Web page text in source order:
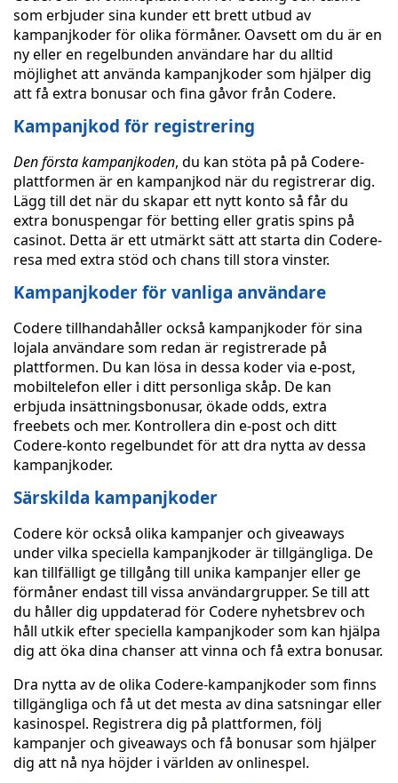
som erbjuder sina kunder ett brett utbud av
kampanjkoder för olika förmåner. Oavsett om du är en
ny eller en regelbunden användare har du alltid
möjlighet att använda kampanjkoder som hjälper dig
att få extra bonusar och fina gåvor från Codere.
Kampanjkod för registrering
Den första kampanjkoden, du kan stöta på på Codere-
plattformen är en kampanjkod när du registrerar dig.
Lägg till det när du skapar ett nytt konto så får du
extra bonuspengar för betting eller gratis spins på
casinot. Detta är ett utmärkt sätt att starta din Codere-
resa med extra stöd och chans till stora vinster.
Kampanjkoder för vanliga användare
Codere tillhandahåller också kampanjkoder för sina
lojala användare som redan är registrerade på
plattformen. Du kan lösa in dessa koder via e-post,
mobiltelefon eller i ditt personliga skåp. De kan
erbjuda insättningsbonusar, ökade odds, extra
freebets och mer. Kontrollera din e-post och ditt
Codere-konto regelbundet för att dra nytta av dessa
kampanjkoder.
Särskilda kampanjkoder
Codere kör också olika kampanjer och giveaways
under vilka speciella kampanjkoder är tillgängliga. De
kan tillfälligt ge tillgång till unika kampanjer eller ge
förmåner endast till vissa användargrupper. Se till att
du håller dig uppdaterad för Codere nyhetsbrev och
håll utkik efter speciella kampanjkoder som kan hjälpa
dig att öka dina chanser att vinna och få extra bonusar.
Dra nytta av de olika Codere-kampanjkoder som finns
tillgängliga och få ut det mesta av dina satsningar eller
kasinospel. Registrera dig på plattformen, följ
kampanjer och giveaways och få bonusar som hjälper
dig att nå nya höjder i världen av onlinespel.